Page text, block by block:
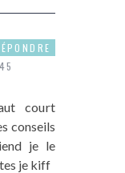
court
conseils
je le
je kiff